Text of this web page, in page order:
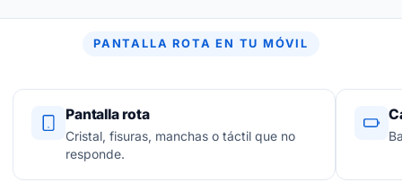
PANTALLA ROTA EN TU MÓVIL
Pantalla rota
Cristal, fisuras, manchas o táctil que no
responde.